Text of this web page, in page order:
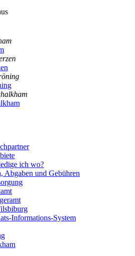
ich wo?
Abgaben und Gebühren
Informations-System